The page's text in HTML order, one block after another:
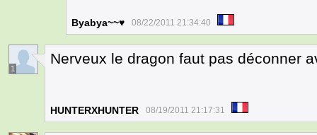
Byabya~~♥ 08/22/2011 21:34:40
1
Nerveux le dragon faut pas déconner
HUNTERXHUNTER 08/19/2011 21:17:31